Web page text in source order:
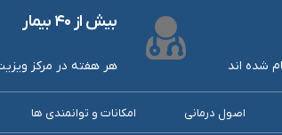
شده اند
بیش از ۴۰ بیمار
هر هفته در مرکز
اصول درمانی امکانات و توانمندی ها